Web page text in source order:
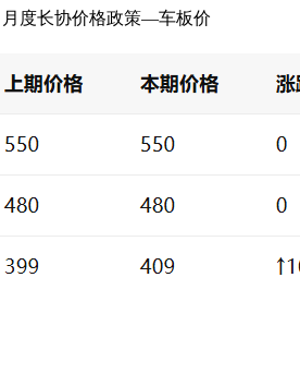
月度长协价格政策—车板价